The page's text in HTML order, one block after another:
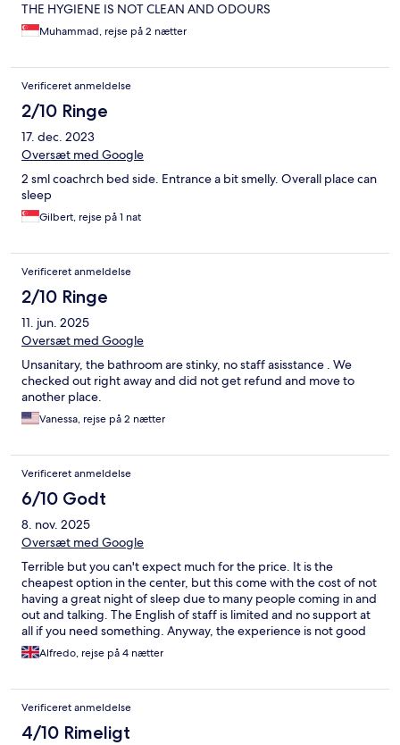
THE HYGIENE IS NOT CLEAN AND ODOURS
Muhammad, rejse på 2 nætter
Verificeret anmeldelse
2/10 Ringe
17. dec. 2023
Oversæt med Google
2 sml coachrch bed side. Entrance a bit smelly. Overall place can
sleep
Gilbert, rejse på 1 nat
Verificeret anmeldelse
2/10 Ringe
11. jun. 2025
Oversæt med Google
Unsanitary, the bathroom are stinky, no staff asisstance . We
checked out right away and did not get refund and move to
another place.
Vanessa, rejse på 2 nætter
Verificeret anmeldelse
6/10 Godt
8. nov. 2025
Oversæt med Google
Terrible but you can't expect much for the price. It is the
cheapest option in the center, but this come with the cost of not
having a great night of sleep due to many people coming in and
out and talking. The English of staff is limited and no support at
all if you need something. Anyway, the experience is not good
but that's what I paid. If you want to go cheap, that's the place.
But be aware of the cons.
Alfredo, rejse på 4 nætter
Verificeret anmeldelse
4/10 Rimeligt